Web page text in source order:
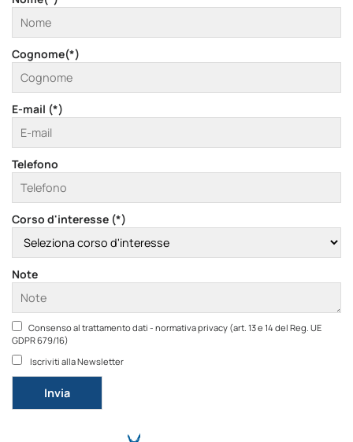
Cognome(*)
E-mail (*)
Telefono
Corso d'interesse (*)
Note
Consenso al trattamento dati - normativa privacy (art. 13 e 14 del Reg. UE
GDPR 679/16)
Iscriviti alla Newsletter
Si prega di lasciare vuoto questo campo.